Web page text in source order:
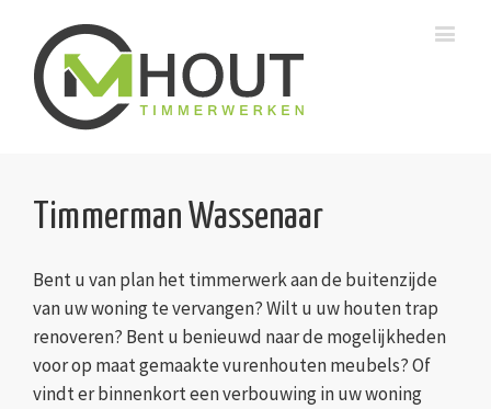
Timmerman Wassenaar
Bent u van plan het timmerwerk aan de buitenzijde
van uw woning te vervangen? Wilt u uw houten trap
renoveren? Bent u benieuwd naar de mogelijkheden
voor op maat gemaakte vurenhouten meubels? Of
vindt er binnenkort een verbouwing in uw woning